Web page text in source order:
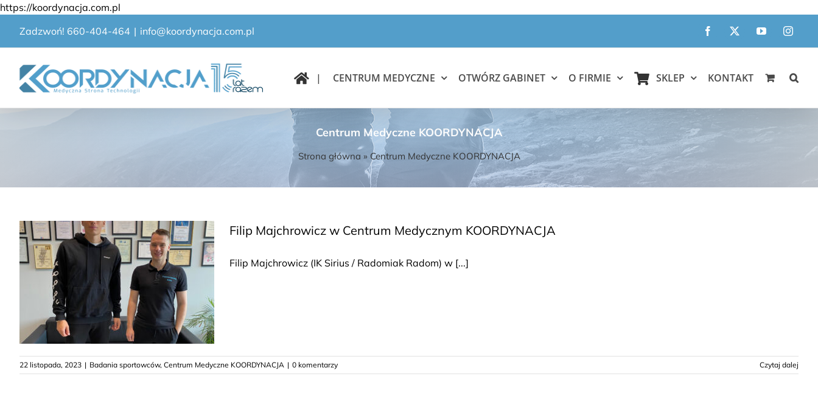
https://koordynacja.com.pl
zawartości
Zadzwoń! 660-404-464 | info@koordynacja.com.pl Facebook
X YouTube
| CENTRUM MEDYCZNE OTWÓRZ GABINET O FIRMIE SKLEP KONTAKT
Centrum Medyczne KOORDYNACJA
Strona główna » Centrum Medyczne KOORDYNACJA
Filip Majchrowicz w Centrum Medycznym KOORDYNACJA
Filip Majchrowicz (IK Sirius / Radomiak Radom) w [...]
22 listopada, 2023 | Badania sportowców, Centrum Medyczne KOORDYNACJA | 0 komentarzy Czytaj dalej